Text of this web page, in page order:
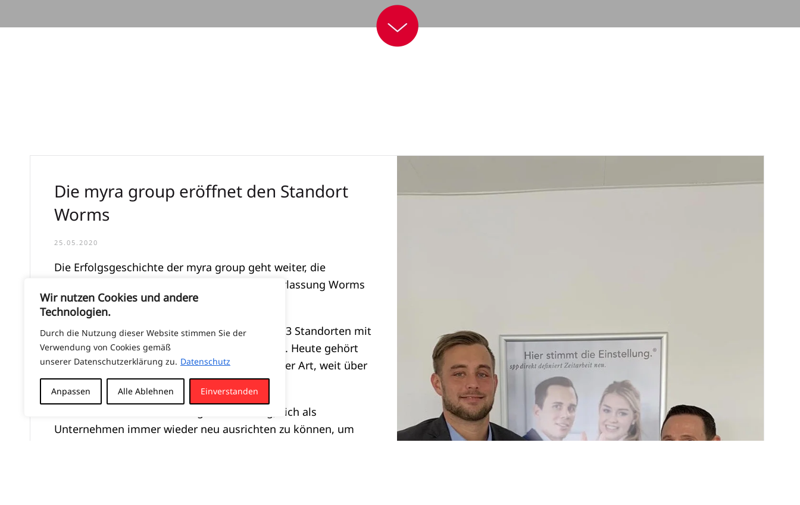
Wir nutzen Cookies und andere
Technologien.
Durch die Nutzung dieser Website stimmen Sie der
Verwendung von Cookies gemäß
unserer Datenschutzerklärung zu. Datenschutz
Anpassen Alle Ablehnen Einverstanden
Die myra group eröffnet den Standort
Worms
25.05.2020
Die Erfolgsgeschichte der myra group geht weiter, die
Unternehmensgruppe eröffnet mit der Niederlassung Worms
Ihren 13. Standort bundesweit.
15 Jahre später ist spp direkt bundesweit an 13 Standorten mit
der Hauptverwaltung in Nieder-Olm vertreten. Heute gehört
das Unternehmen zu den Erfolgreichsten seiner Art, weit über
die Grenzen des Rhein-Main Gebiets hinaus.
In der Personaldienstleistung ist es wichtig, sich als
Unternehmen immer wieder neu ausrichten zu können, um